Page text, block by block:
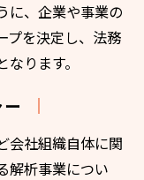
に、企業や事業の
プを決定し、法務
ります。
会社組織自体に関
解析事業につい